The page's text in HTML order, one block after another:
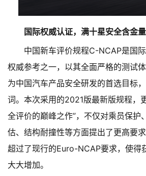
国际权威认证，满十星安全含金
中国新车评价规程C-NCAP是国
权威参考之一，以其全面严格的测试
为中国汽车产品安全研发的首选目标
词。本次采用的2021版最新版规程，
全评价的巅峰之作”，不仅对乘员保护
估、结构耐撞性等方面提出了更高要
超过了现行的Euro-NCAP要求，使得
大大增加。